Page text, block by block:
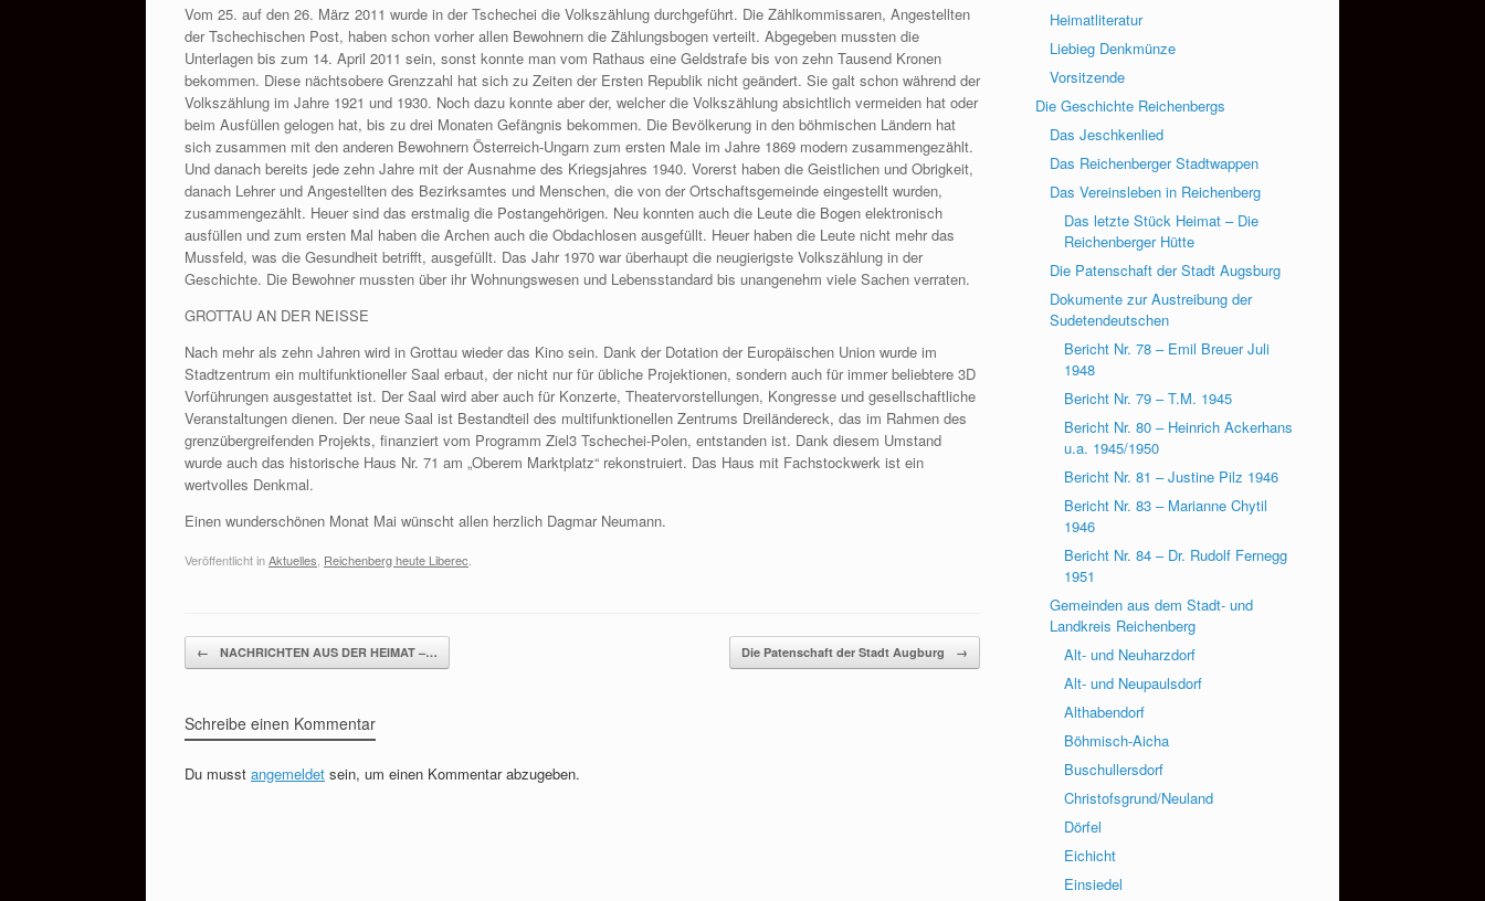
Vom 25. auf den 26. März 2011 wurde in der Tschechei die Volkszählung durchgeführt. Die Zählkommissaren, Angestellten
der Tschechischen Post, haben schon vorher allen Bewohnern die Zählungsbogen verteilt. Abgegeben mussten die
Unterlagen bis zum 14. April 2011 sein, sonst konnte man vom Rathaus eine Geldstrafe bis von zehn Tausend Kronen
bekommen. Diese nächtsobere Grenzzahl hat sich zu Zeiten der Ersten Republik nicht geändert. Sie galt schon während der
Volkszählung im Jahre 1921 und 1930. Noch dazu konnte aber der, welcher die Volkszählung absichtlich vermeiden hat oder
beim Ausfüllen gelogen hat, bis zu drei Monaten Gefängnis bekommen. Die Bevölkerung in den böhmischen Ländern hat
sich zusammen mit den anderen Bewohnern Österreich-Ungarn zum ersten Male im Jahre 1869 modern zusammengezählt.
Und danach bereits jede zehn Jahre mit der Ausnahme des Kriegsjahres 1940. Vorerst haben die Geistlichen und Obrigkeit,
danach Lehrer und Angestellten des Bezirksamtes und Menschen, die von der Ortschaftsgemeinde eingestellt wurden,
zusammengezählt. Heuer sind das erstmalig die Postangehörigen. Neu konnten auch die Leute die Bogen elektronisch
ausfüllen und zum ersten Mal haben die Archen auch die Obdachlosen ausgefüllt. Heuer haben die Leute nicht mehr das
Mussfeld, was die Gesundheit betrifft, ausgefüllt. Das Jahr 1970 war überhaupt die neugierigste Volkszählung in der
Geschichte. Die Bewohner mussten über ihr Wohnungswesen und Lebensstandard bis unangenehm viele Sachen verraten.
GROTTAU AN DER NEISSE
Nach mehr als zehn Jahren wird in Grottau wieder das Kino sein. Dank der Dotation der Europäischen Union wurde im
Stadtzentrum ein multifunktioneller Saal erbaut, der nicht nur für übliche Projektionen, sondern auch für immer beliebtere 3D
Vorführungen ausgestattet ist. Der Saal wird aber auch für Konzerte, Theatervorstellungen, Kongresse und gesellschaftliche
Veranstaltungen dienen. Der neue Saal ist Bestandteil des multifunktionellen Zentrums Dreiländereck, das im Rahmen des
grenzübergreifenden Projekts, finanziert vom Programm Ziel3 Tschechei-Polen, entstanden ist. Dank diesem Umstand
wurde auch das historische Haus Nr. 71 am „Oberem Marktplatz“ rekonstruiert. Das Haus mit Fachstockwerk ist ein
wertvolles Denkmal.
Einen wunderschönen Monat Mai wünscht allen herzlich Dagmar Neumann.
Veröffentlicht inAktuelles Reichenberg heute Liberec
Beitragsnavigation
← NACHRICHTEN AUS DER HEIMAT –… Die Patenschaft der Stadt Augburg →
Schreibe einen Kommentar
Du musst angemeldet sein, um einen Kommentar abzugeben.
Heimatliteratur
Liebieg Denkmünze
Vorsitzende
Die Geschichte Reichenbergs
Das Jeschkenlied
Das Reichenberger Stadtwappen
Das Vereinsleben in Reichenberg
Das letzte Stück Heimat – Die
Reichenberger Hütte
Die Patenschaft der Stadt Augsburg
Dokumente zur Austreibung der
Sudetendeutschen
Bericht Nr. 78 – Emil Breuer Juli
1948
Bericht Nr. 79 – T.M. 1945
Bericht Nr. 80 – Heinrich Ackerhans
u.a. 1945/1950
Bericht Nr. 81 – Justine Pilz 1946
Bericht Nr. 83 – Marianne Chytil
1946
Bericht Nr. 84 – Dr. Rudolf Fernegg
1951
Gemeinden aus dem Stadt- und
Landkreis Reichenberg
Alt- und Neuharzdorf
Alt- und Neupaulsdorf
Althabendorf
Böhmisch-Aicha
Buschullersdorf
Christofsgrund/Neuland
Dörfel
Eichicht
Einsiedel